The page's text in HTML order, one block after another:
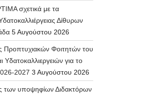
σχετικά με τα
Δίθυρων
5 Αυγούστου 2026
Φοιτητών του
Υδατοκαλλιεργειών για το
2027 3 Αυγούστου 2026
των υποψηφίων Διδακτόρων